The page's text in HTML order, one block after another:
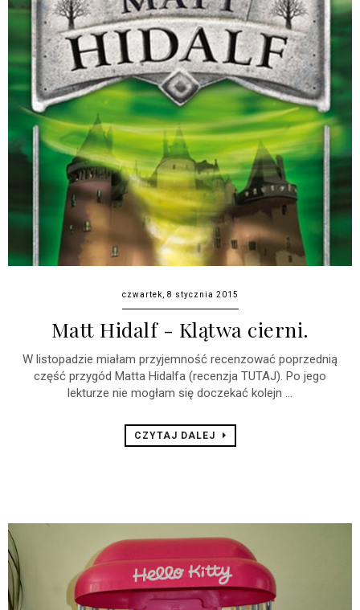
czwartek, 8 stycznia 2015
Matt Hidalf - Klątwa cierni.
W listopadzie miałam przyjemność recenzować poprzednią
część przygód Matta Hidalfa (recenzja TUTAJ). Po jego
lekturze nie mogłam się doczekać kolejn ...
CZYTAJ DALEJ